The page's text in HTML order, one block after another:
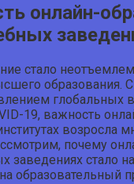
онлайн-
стало
образования.
глобальных
19, важность
возросла
почему
заведениях стало
образовательный